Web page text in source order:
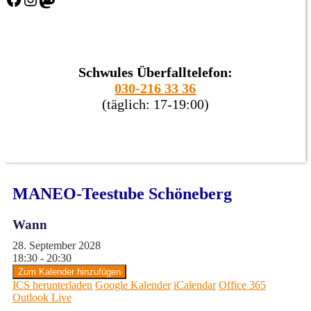
Schwules Überfalltelefon:
030-216 33 36
(täglich: 17-19:00)
MANEO-Teestube Schöneberg
Wann
28. September 2028
18:30 - 20:30
Zum Kalender hinzufügen
ICS herunterladen Google Kalender iCalendar Office 365
Outlook Live